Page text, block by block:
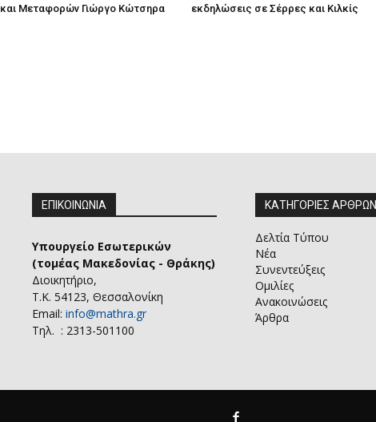
και Μεταφορών Γιώργο Κώτσηρα
εκδηλώσεις σε Σέρρες και Κιλκίς
ΕΠΙΚΟΙΝΩΝΙΑ
Υπουργείο Εσωτερικών
(τομέας Μακεδονίας - Θράκης)
Διοικητήριο,
Τ.Κ. 54123, Θεσσαλονίκη
Email: info@mathra.gr
Τηλ. : 2313-501100
ΚΑΤΗΓΟΡΙΕΣ ΑΡΘΡΩΝ
Δελτία Τύπου
Νέα
Συνεντεύξεις
Ομιλίες
Ανακοινώσεις
Άρθρα